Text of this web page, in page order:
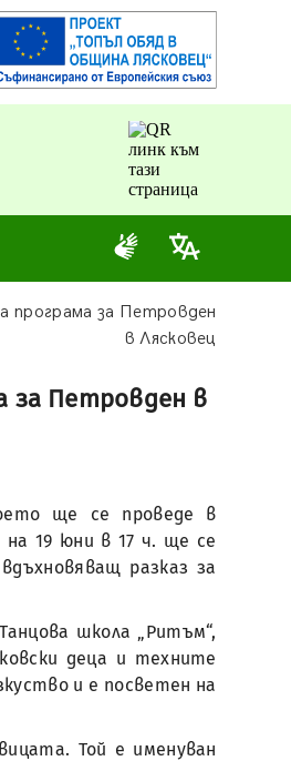
програма за Петровден
в Лясковец
за Петровден в
ще се проведе в
19 юни в 17 ч. ще се
разказ за
школа „Ритъм“,
деца и техните
и е посветен на
Той е именуван